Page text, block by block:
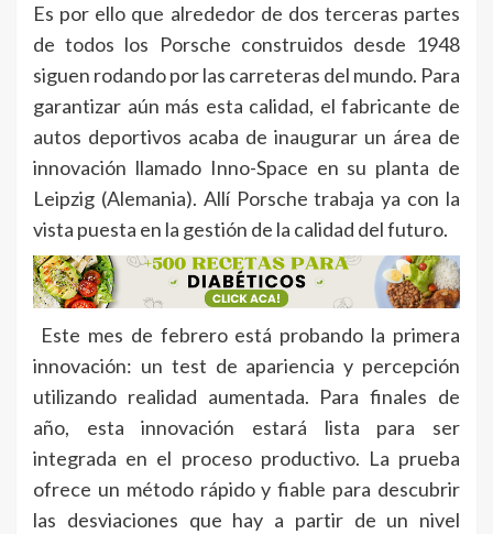
Es por ello que alrededor de dos terceras partes
de todos los Porsche construidos desde 1948
siguen rodando por las carreteras del mundo. Para
garantizar aún más esta calidad, el fabricante de
autos deportivos acaba de inaugurar un área de
innovación llamado Inno-Space en su planta de
Leipzig (Alemania). Allí Porsche trabaja ya con la
vista puesta en la gestión de la calidad del futuro.
Este mes de febrero está probando la primera
innovación: un test de apariencia y percepción
utilizando realidad aumentada. Para finales de
año, esta innovación estará lista para ser
integrada en el proceso productivo. La prueba
ofrece un método rápido y fiable para descubrir
las desviaciones que hay a partir de un nivel